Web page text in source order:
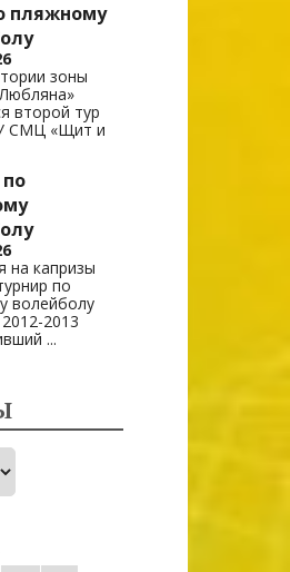
пляжному
зоны
второй тур
СМЦ «Щит и
на капризы
по
волейболу
2013
...